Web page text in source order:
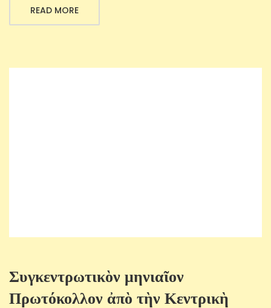
READ MORE
Συγκεντρωτικὸν μηνιαῖον
Πρωτόκολλον ἀπὸ τὴν Κεντρικὴ